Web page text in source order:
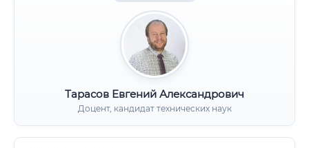
Тарасов Евгений Александрович
Доцент, кандидат технических наук